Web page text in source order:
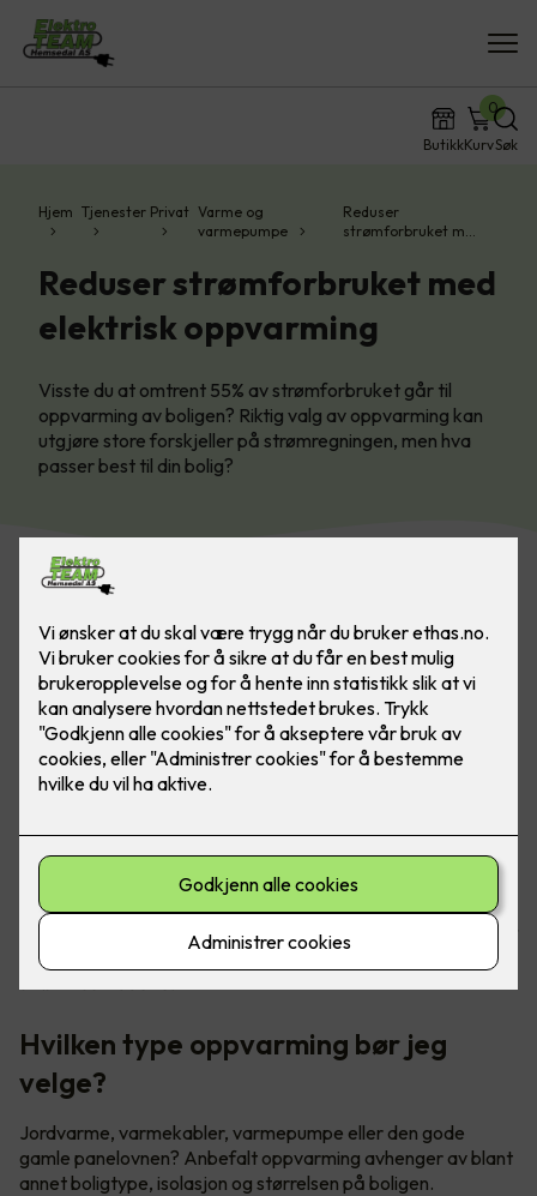
ButikkKurv
0
Søk
Hjem Tjenester Privat Varme og
varmepumpe
Reduser
strømforbruket m…
Reduser strømforbruket med
elektrisk oppvarming
Visste du at omtrent 55% av strømforbruket går til
oppvarming av boligen? Riktig valg av oppvarming kan
utgjøre store forskjeller på strømregningen, men hva
passer best til din bolig?
Oppvarming av boligen tar helt klart mest strøm, da er det
godt at det finnes gode løsninger for å senke
Hvilken type oppvarming bør jeg
velge?
Jordvarme, varmekabler, varmepumpe eller den gode
gamle panelovnen? Anbefalt oppvarming avhenger av blant
annet boligtype, isolasjon og størrelsen på boligen.